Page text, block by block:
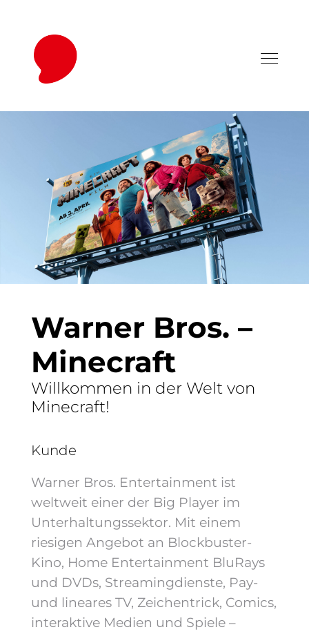
Warner Bros. –
Minecraft
Willkommen in der Welt von
Minecraft!
Kunde
Warner Bros. Entertainment ist
weltweit einer der Big Player im
Unterhaltungssektor. Mit einem
riesigen Angebot an Blockbuster-
Kino, Home Entertainment BluRays
und DVDs, Streamingdienste, Pay-
und lineares TV, Zeichentrick, Comics,
interaktive Medien und Spiele –